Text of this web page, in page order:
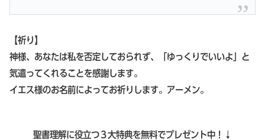
【祈り】
神様、あなたは私を否定しておられず、「ゆっくりでいいよ」と
気遣ってくれることを感謝します。
イエス様のお名前によってお祈りします。アーメン。
聖書理解に役立つ３大特典を無料でプレゼント中！↓